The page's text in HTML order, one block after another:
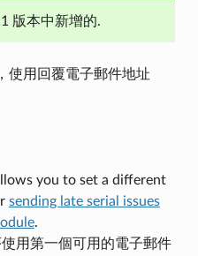
版本中新增的.
使用回覆電子郵件地址
you to set a different
sending late serial issues
.
用第一個可用的電子郵件